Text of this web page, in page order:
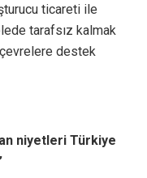
ticareti ile
tarafsız kalmak
destek
niyetleri Türkiye